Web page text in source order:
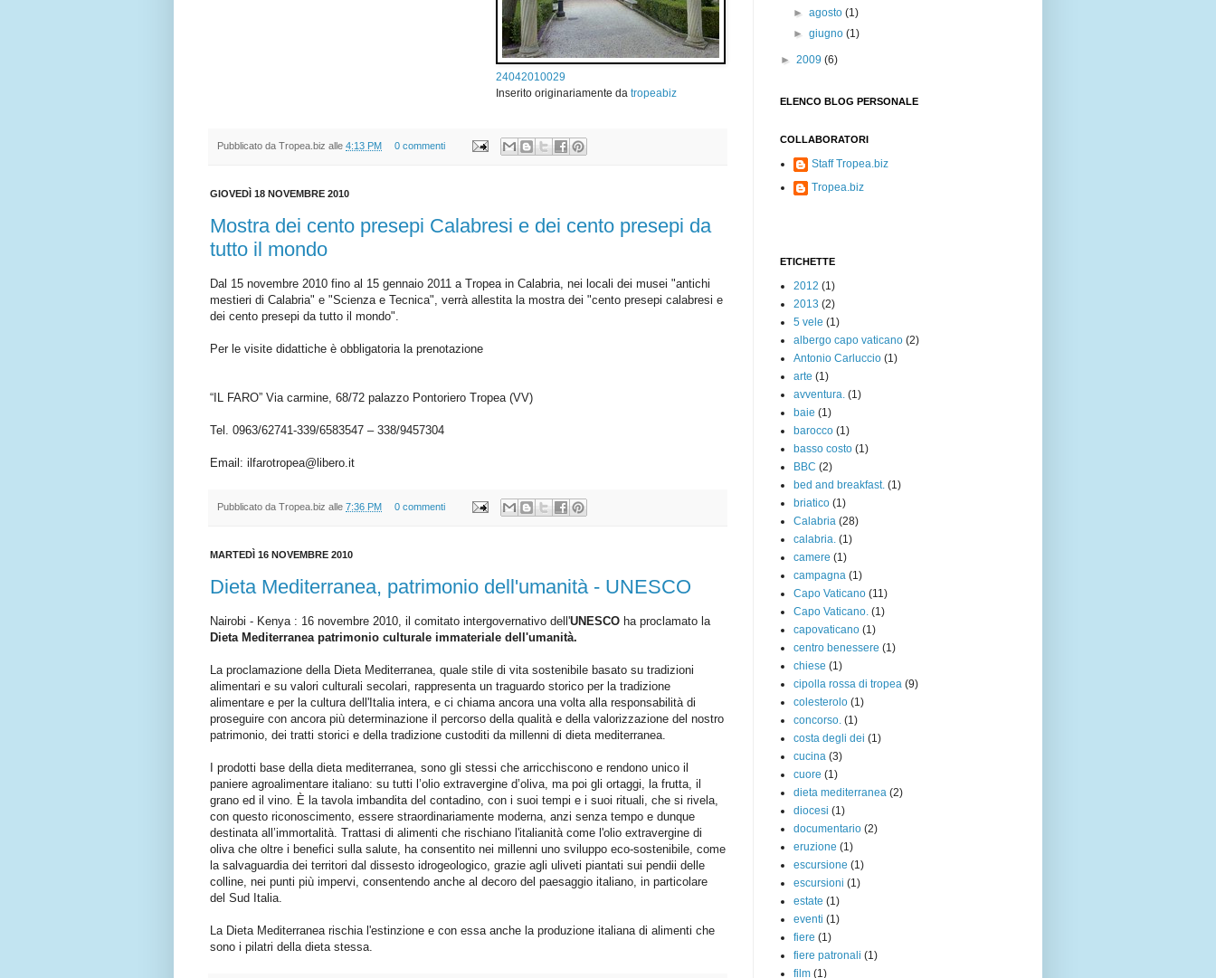
24042010029
Inserito originariamente da tropeabiz
Pubblicato da Tropea.biz alle 4:13 PM 0 commenti
GIOVEDÌ 18 NOVEMBRE 2010
Mostra dei cento presepi Calabresi e dei cento presepi da
tutto il mondo
Dal 15 novembre 2010 fino al 15 gennaio 2011 a Tropea in Calabria, nei locali dei musei "antichi
mestieri di Calabria" e "Scienza e Tecnica", verrà allestita la mostra dei "cento presepi calabresi e
dei cento presepi da tutto il mondo".
Per le visite didattiche è obbligatoria la prenotazione
“IL FARO” Via carmine, 68/72 palazzo Pontoriero Tropea (VV)
Tel. 0963/62741-339/6583547 – 338/9457304
Email: ilfarotropea@libero.it
Pubblicato da Tropea.biz alle 7:36 PM 0 commenti
MARTEDÌ 16 NOVEMBRE 2010
Dieta Mediterranea, patrimonio dell'umanità - UNESCO
Nairobi - Kenya : 16 novembre 2010, il comitato intergovernativo dell'UNESCO ha proclamato la
Dieta Mediterranea patrimonio culturale immateriale dell'umanità.
La proclamazione della Dieta Mediterranea, quale stile di vita sostenibile basato su tradizioni
alimentari e su valori culturali secolari, rappresenta un traguardo storico per la tradizione
alimentare e per la cultura dell'Italia intera, e ci chiama ancora una volta alla responsabilità di
proseguire con ancora più determinazione il percorso della qualità e della valorizzazione del nostro
patrimonio, dei tratti storici e della tradizione custoditi da millenni di dieta mediterranea.
I prodotti base della dieta mediterranea, sono gli stessi che arricchiscono e rendono unico il
paniere agroalimentare italiano: su tutti l’olio extravergine d’oliva, ma poi gli ortaggi, la frutta, il
grano ed il vino. È la tavola imbandita del contadino, con i suoi tempi e i suoi rituali, che si rivela,
con questo riconoscimento, essere straordinariamente moderna, anzi senza tempo e dunque
destinata all’immortalità. Trattasi di alimenti che rischiano l'italianità come l'olio extravergine di
oliva che oltre i benefici sulla salute, ha consentito nei millenni uno sviluppo eco-sostenibile, come
la salvaguardia dei territori dal dissesto idrogeologico, grazie agli uliveti piantati sui pendii delle
colline, nei punti più impervi, consentendo anche al decoro del paesaggio italiano, in particolare
del Sud Italia.
La Dieta Mediterranea rischia l'estinzione e con essa anche la produzione italiana di alimenti che
sono i pilatri della dieta stessa.
►agosto(1)
►giugno(1)
► 2009 (6)
ELENCO BLOG PERSONALE
COLLABORATORI
Staff Tropea.biz
Tropea.biz
ETICHETTE
2012 (1)
2013 (2)
5 vele (1)
albergo capo vaticano (2)
Antonio Carluccio (1)
arte (1)
avventura. (1)
baie (1)
barocco (1)
basso costo (1)
BBC (2)
bed and breakfast. (1)
briatico (1)
Calabria (28)
calabria. (1)
camere (1)
campagna (1)
Capo Vaticano (11)
Capo Vaticano. (1)
capovaticano (1)
centro benessere (1)
chiese (1)
cipolla rossa di tropea (9)
colesterolo (1)
concorso. (1)
costa degli dei (1)
cucina (3)
cuore (1)
dieta mediterranea (2)
diocesi (1)
documentario (2)
eruzione (1)
escursione (1)
escursioni (1)
estate (1)
eventi (1)
fiere (1)
fiere patronali (1)
film (1)